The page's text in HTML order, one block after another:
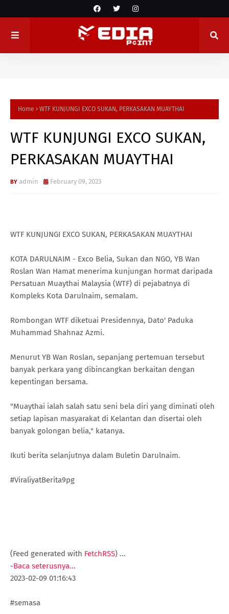
Home WTF KUNJUNGI EXCO SUKAN, PERKASAKAN MUAYTHAI
WTF KUNJUNGI EXCO SUKAN,
PERKASAKAN MUAYTHAI
admin February 09, 2023
WTF KUNJUNGI EXCO SUKAN, PERKASAKAN MUAYTHAI
KOTA DARULNAIM - Exco Belia, Sukan dan NGO, YB Wan
Roslan Wan Hamat menerima kunjungan hormat daripada
Persatuan Muaythai Malaysia (WTF) di pejabatnya di
Kompleks Kota Darulnaim, semalam.
Rombongan WTF diketuai Presidennya, Dato' Paduka
Muhammad Shahnaz Azmi.
Menurut YB Wan Roslan, sepanjang pertemuan tersebut
banyak perkara yang dibincangkan berkaitan dengan
kepentingan bersama.
"Muaythai ialah salah satu seni bela diri yang diminati oleh
setiap lapisan masyarakat di Kelantan dan disertai oleh
banyak golongan belia," katanya.
Ikuti berita selanjutnya dalam Buletin Darulnaim.
#ViraliyatBerita9pg
(Feed generated with FetchRSS) ...
-Baca seterusnya...
2023-02-09 01:16:43
#semasa